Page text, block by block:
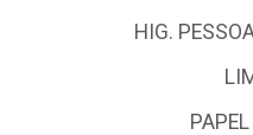
HIG.